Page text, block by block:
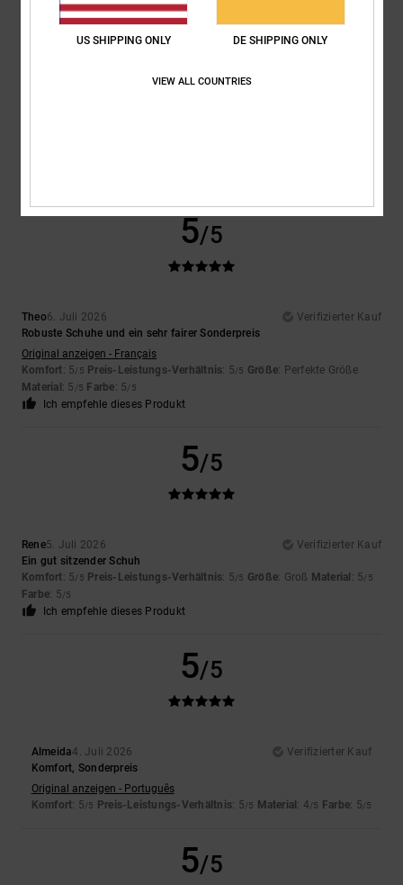
5/5
Theo6. Juli 2026
Verifizierter Kauf
Robuste Schuhe und ein sehr fairer Sonderpreis
Original anzeigen - Français
Komfort: 5/5 Preis-Leistungs-Verhältnis: 5/5 Größe: Perfekte Größe
Material : 5 /5 Farbe: 5/5
Ich empfehle dieses Produkt
5/5
Rene5. Juli 2026
Verifizierter Kauf
Ein gut sitzender Schuh
Komfort: 5/5 Preis-Leistungs-Verhältnis: 5/5 Größe: Groß Material : 5/5
Farbe: 5/5
Ich empfehle dieses Produkt
5/5
Almeida4. Juli 2026
Verifizierter Kauf
Komfort, Sonderpreis
Original anzeigen - Português
Komfort: 5/5 Preis-Leistungs-Verhältnis: 5/5 Material : 4/5 Farbe: 5/5
5/5
US SHIPPING ONLY DE SHIPPING ONLY
VIEW ALL COUNTRIES